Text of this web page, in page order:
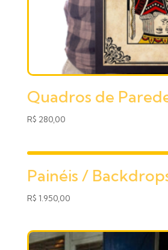
Quadros de
R$ 280,00
Painéis /
R$ 1.950,00